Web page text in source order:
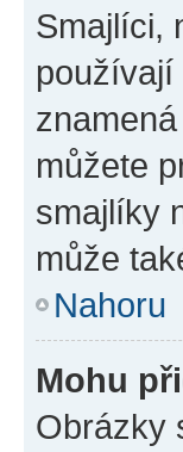
Smajlíci,
můžete
smajlíky
může
Nahoru
Mohu
Obrázky